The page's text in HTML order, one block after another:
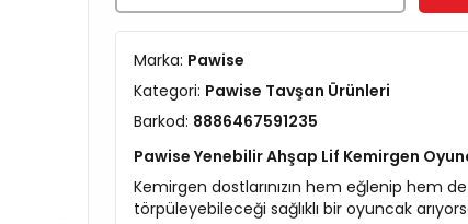
Marka: Pawise
Kategori: Pawise Tavşan Ürünleri
Barkod: 8886467591235
Pawise Yenebilir Ahşap Lif Kemirgen
Kemirgen dostlarınızın hem eğlenip hem
törpüleyebileceği sağlıklı bir oyuncak